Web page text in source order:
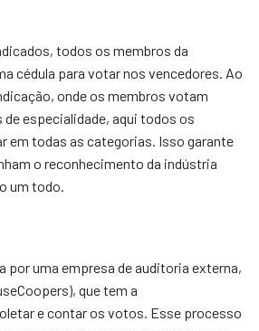
todos os membros da
cédula para votar nos vencedores. Ao
onde os membros votam
de especialidade, aqui todos os
em todas as categorias. Isso garante
o reconhecimento da indústria
um todo.
por uma empresa de auditoria externa,
que tem a
e contar os votos. Esse processo